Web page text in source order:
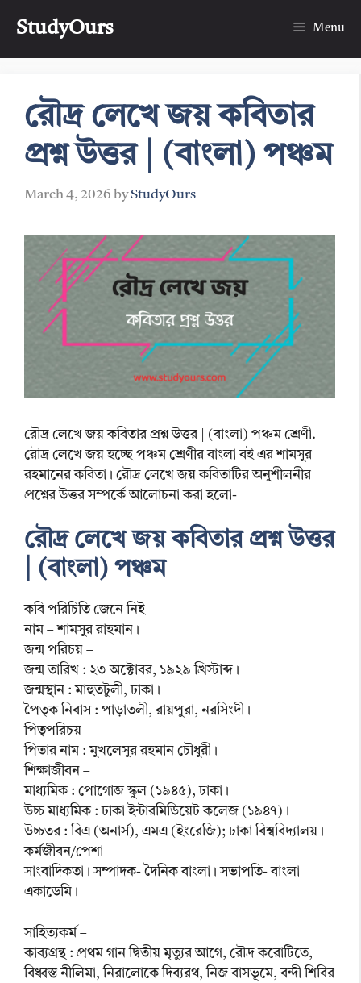
StudyOurs Menu
রৌদ্র লেখে জয় কবিতার
প্রশ্ন উত্তর | (বাংলা) পঞ্চম
March 4, 2026 byStudyOurs
রৌদ্র লেখে জয় কবিতার প্রশ্ন উত্তর | (বাংলা) পঞ্চম শ্রেণী.
রৌদ্র লেখে জয় হচ্ছে পঞ্চম শ্রেণীর বাংলা বই এর শামসুর
রহমানের কবিতা। রৌদ্র লেখে জয় কবিতাটির অনুশীলনীর
প্রশ্নের উত্তর সম্পর্কে আলোচনা করা হলো-
রৌদ্র লেখে জয় কবিতার প্রশ্ন উত্তর
| (বাংলা) পঞ্চম
কবি পরিচিতি জেনে নিই
নাম – শামসুর রাহমান।
জন্ম পরিচয় –
জন্ম তারিখ : ২৩ অক্টোবর, ১৯২৯ খ্রিস্টাব্দ।
জন্মস্থান : মাহুতটুলী, ঢাকা।
পৈতৃক নিবাস : পাড়াতলী, রায়পুরা, নরসিংদী।
পিতৃপরিচয় –
পিতার নাম : মুখলেসুর রহমান চৌধুরী।
শিক্ষাজীবন –
মাধ্যমিক : পোগোজ স্কুল (১৯৪৫), ঢাকা।
উচ্চ মাধ্যমিক : ঢাকা ইন্টারমিডিয়েট কলেজ (১৯৪৭)।
উচ্চতর : বিএ (অনার্স), এমএ (ইংরেজি); ঢাকা বিশ্ববিদ্যালয়।
কর্মজীবন/পেশা –
সাংবাদিকতা। সম্পাদক- দৈনিক বাংলা। সভাপতি- বাংলা
একাডেমি।
সাহিত্যকর্ম –
কাব্যগ্রন্থ : প্রথম গান দ্বিতীয় মৃত্যুর আগে, রৌদ্র করোটিতে,
বিধ্বস্ত নীলিমা, নিরালোকে দিব্যরথ, নিজ বাসভূমে, বন্দী শিবির